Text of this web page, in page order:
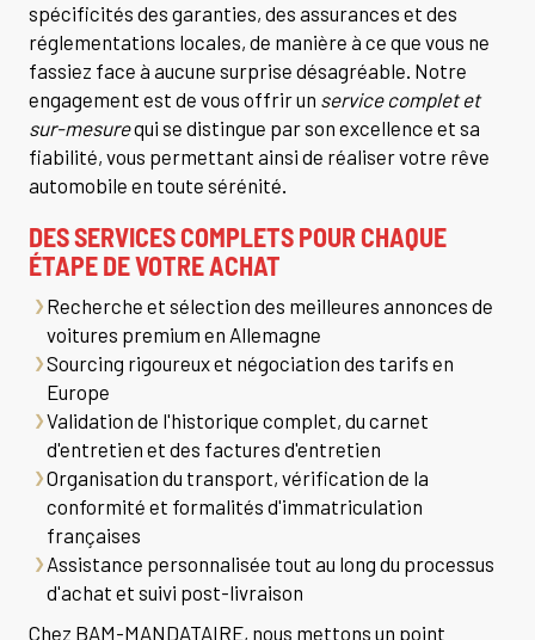
spécificités des garanties, des assurances et des
réglementations locales, de manière à ce que vous ne
fassiez face à aucune surprise désagréable. Notre
engagement est de vous offrir un service complet et
sur-mesurequi se distingue par son excellence et sa
fiabilité, vous permettant ainsi de réaliser votre rêve
automobile en toute sérénité.
DES SERVICES COMPLETS POUR CHAQUE
ÉTAPE DE VOTRE ACHAT
Recherche et sélection des meilleures annonces de
voitures premium en Allemagne
Sourcing rigoureux et négociation des tarifs en
Europe
Validation de l'historique complet, du carnet
d'entretien et des factures d'entretien
Organisation du transport, vérification de la
conformité et formalités d'immatriculation
françaises
Assistance personnalisée tout au long du processus
d'achat et suivi post-livraison
Chez BAM-MANDATAIRE, nous mettons un point